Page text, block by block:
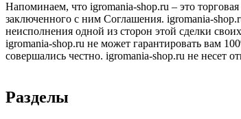
Напоминаем, что igromania-shop.ru – это
заключенного с ним Соглашения. igromania-
неисполнения одной из сторон этой сделки
igromania-shop.ru не может гарантировать вам
совершались честно. igromania-shop.ru не несет
Разделы